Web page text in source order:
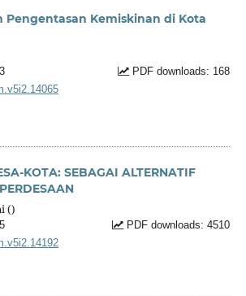
Pengentasan Kemiskinan di Kota
PDF downloads: 168
KOTA: SEBAGAI ALTERNATIF
()
PDF downloads: 4510